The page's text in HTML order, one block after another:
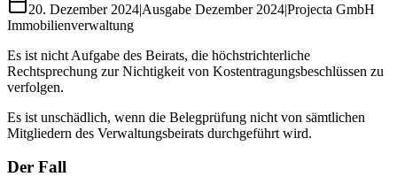
20. Dezember 2024|Ausgabe Dezember 2024|Projecta GmbH
Immobilienverwaltung
Es ist nicht Aufgabe des Beirats, die höchstrichterliche
Rechtsprechung zur Nichtigkeit von Kostentragungsbeschlüssen zu
verfolgen.
Es ist unschädlich, wenn die Belegprüfung nicht von sämtlichen
Mitgliedern des Verwaltungsbeirats durchgeführt wird.
Der Fall